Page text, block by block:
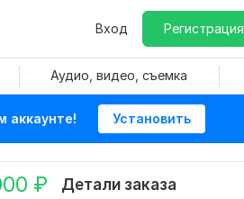
Вход Регистрация
Аудио, видео, съемка
аккаунте! Установить
₽ Детали заказа